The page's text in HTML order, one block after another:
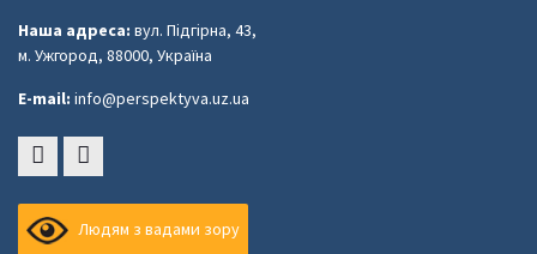
Наша адреса: вул. Підгірна, 43,
м. Ужгород, 88000, Україна
E-mail: info@perspektyva.uz.ua
Людям з вадами зору